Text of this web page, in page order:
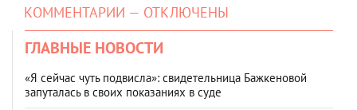
КОММЕНТАРИИ — ОТКЛЮЧЕНЫ
ГЛАВНЫЕ НОВОСТИ
«Я сейчас чуть подвисла»: свидетельница Бажкеновой
запуталась в своих показаниях в суде